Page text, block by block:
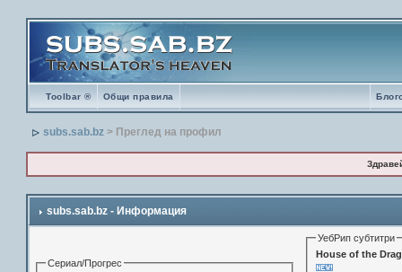
Toolbar ® Общи правила
subs.sab.bz > Преглед на профил
subs.sab.bz - Информация
Сериал/Прогрес
УебРип субтитри
House of the